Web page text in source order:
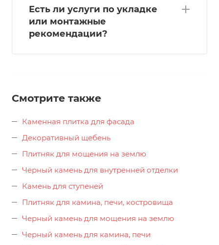
Есть ли услуги по укладке
или монтажные
рекомендации?
Смотрите также
Каменная плитка для фасада
Декоративный щебень
Плитняк для мощения на землю
Черный камень для внутренней отделки
Камень для ступеней
Плитняк для камина, печи, костровища
Черный камень для мощения на землю
Черный камень для камина, печи